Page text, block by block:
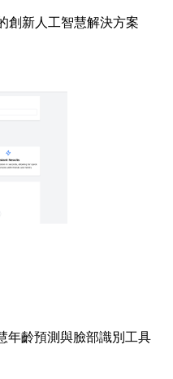
創新人工智慧解決方案
年齡預測與臉部識別工具